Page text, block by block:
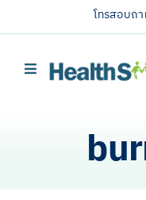
to
โทรสอบ
Toggle
บริการของเรา